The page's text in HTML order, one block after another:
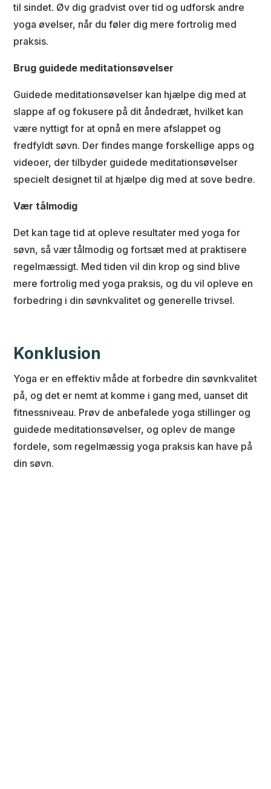
til sindet. Øv dig gradvist over tid og udforsk andre
yoga øvelser, når du føler dig mere fortrolig med
praksis.
Brug guidede meditationsøvelser
Guidede meditationsøvelser kan hjælpe dig med at
slappe af og fokusere på dit åndedræt, hvilket kan
være nyttigt for at opnå en mere afslappet og
fredfyldt søvn. Der findes mange forskellige apps og
videoer, der tilbyder guidede meditationsøvelser
specielt designet til at hjælpe dig med at sove bedre.
Vær tålmodig
Det kan tage tid at opleve resultater med yoga for
søvn, så vær tålmodig og fortsæt med at praktisere
regelmæssigt. Med tiden vil din krop og sind blive
mere fortrolig med yoga praksis, og du vil opleve en
forbedring i din søvnkvalitet og generelle trivsel.
Konklusion
Yoga er en effektiv måde at forbedre din søvnkvalitet
på, og det er nemt at komme i gang med, uanset dit
fitnessniveau. Prøv de anbefalede yoga stillinger og
guidede meditationsøvelser, og oplev de mange
fordele, som regelmæssig yoga praksis kan have på
din søvn.